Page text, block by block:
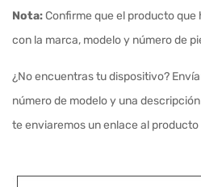
Nota:Confirme que el producto
con la marca, modelo y número de
¿No encuentras tu dispositivo?
número de modelo y una
te enviaremos un enlace al